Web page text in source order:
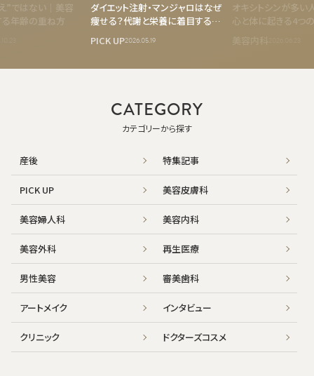
”ではない｜美容
年齢の重ね方
ダイエット注射・マンジャロはなぜ
痩せる？――代謝と栄養に着目する石
ックの医療ダイエット
PICK UP2026.05.19
オキシトシンが多い
心と体に起きる4つ
美容内科
CATEGORY
カテゴリーから探す
産後 特集記事
PICK UP 美容皮膚科
美容婦人科 美容内科
美容外科 再生医療
男性美容 審美歯科
アートメイク インタビュー
クリニック ドクターズコスメ